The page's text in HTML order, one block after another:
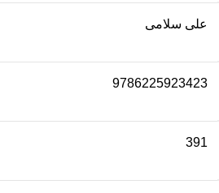
علی سلامی
9786225923423
391